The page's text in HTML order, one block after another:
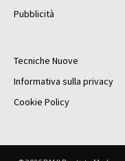
Pubblicità
Tecniche Nuove
Informativa sulla privacy
Cookie Policy